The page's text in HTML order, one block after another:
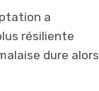
a
résiliente
dure alors